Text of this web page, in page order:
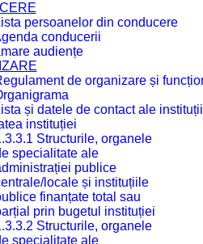
persoanelor din conducere
conducerii
audiențe
de organizare și
și datele de contact ale
instituției
Structurile, organele
specialitate ale
publice
locale și instituțiile
finanțate total sau
prin bugetul instituției
Structurile, organele
specialitate ale